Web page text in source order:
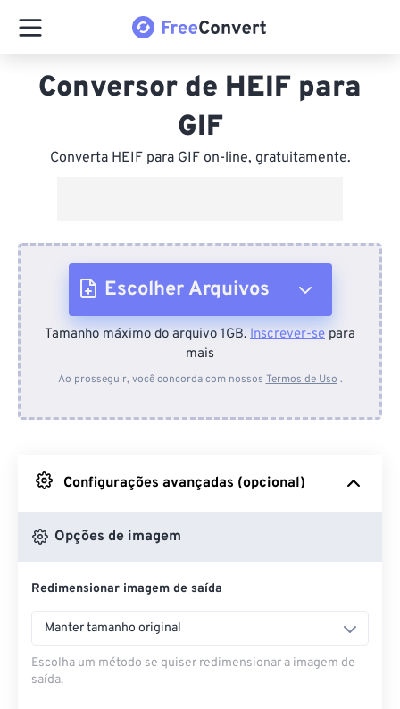
Conversor de HEIF para
GIF
Converta HEIF para GIF on-line, gratuitamente.
Escolher Arquivos
Do dispositivo
Do Google Drive
Do OneDrive
Da URL
Tamanho máximo do arquivo 1GB. Inscrever-se para
mais
Ao prosseguir, você concorda com nossos Termos de Uso .
Configurações avançadas (opcional)
Opções de imagem
Redimensionar imagem de saída
Manter tamanho original
Escolha um método se quiser redimensionar a imagem de
saída.